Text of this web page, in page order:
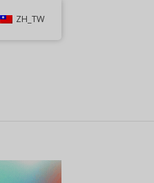
ZH_TW